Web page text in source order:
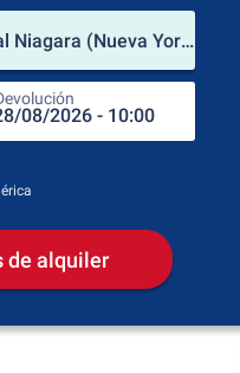
Aeropuerto Internacional Niagara (Nueva York / Estados Unidos de América)
de alquiler